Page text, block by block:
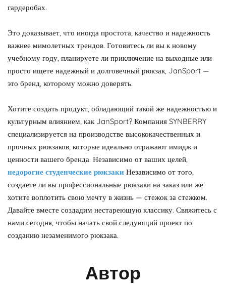
гардеробах.
Это доказывает, что иногда простота, качество и надежность
важнее мимолетных трендов. Готовитесь ли вы к новому
учебному году, планируете ли приключение на выходные или
просто ищете надежный и долговечный рюкзак, JanSport —
это бренд, которому можно доверять.
Хотите создать продукт, обладающий такой же надежностью и
культурным влиянием, как JanSport? Компания SYNBERRY
специализируется на производстве высококачественных и
прочных рюкзаков, которые идеально отражают имидж и
ценности вашего бренда. Независимо от ваших целей,
недорогие студенческие рюкзаки Независимо от того,
создаете ли вы профессиональные рюкзаки на заказ или же
хотите воплотить свою мечту в жизнь — стежок за стежком.
Давайте вместе создадим нестареющую классику. Свяжитесь с
нами сегодня, чтобы начать свой следующий проект по
созданию незаменимого рюкзака.
Автор